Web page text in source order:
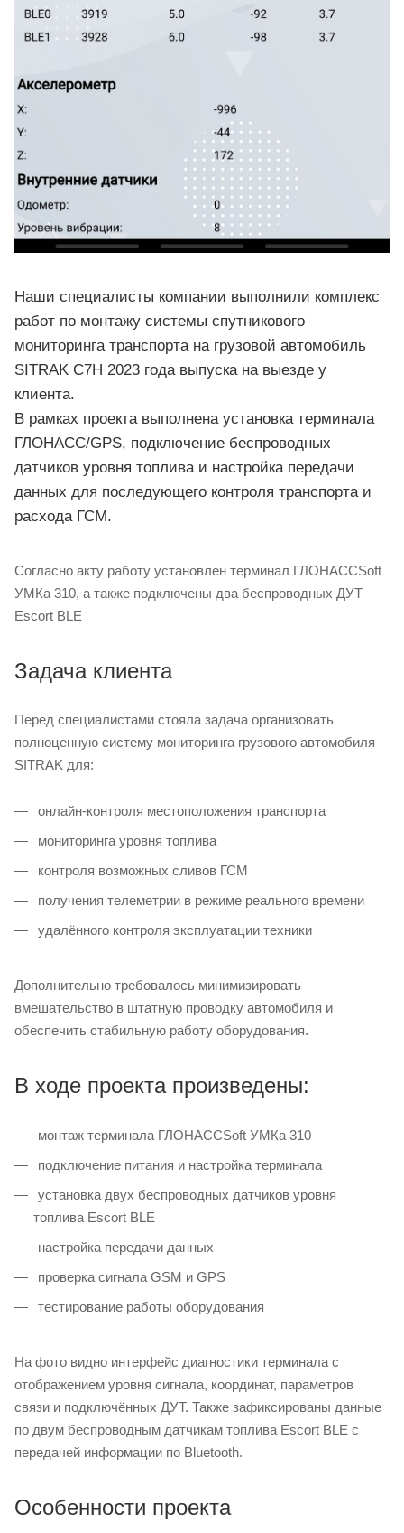
Наши специалисты компании выполнили комплекс
работ по монтажу системы спутникового
мониторинга транспорта на грузовой автомобиль
SITRAK C7H 2023 года выпуска на выезде у
клиента.
В рамках проекта выполнена установка терминала
ГЛОНАСС/GPS, подключение беспроводных
датчиков уровня топлива и настройка передачи
данных для последующего контроля транспорта и
расхода ГСМ.
Согласно акту работу установлен терминал ГЛОНАССSoft
УМКа 310, а также подключены два беспроводных ДУТ
Escort BLE
Задача клиента
Перед специалистами стояла задача организовать
полноценную систему мониторинга грузового автомобиля
SITRAK для:
онлайн-контроля местоположения транспорта
мониторинга уровня топлива
контроля возможных сливов ГСМ
получения телеметрии в режиме реального времени
удалённого контроля эксплуатации техники
Дополнительно требовалось минимизировать
вмешательство в штатную проводку автомобиля и
обеспечить стабильную работу оборудования.
В ходе проекта произведены:
монтаж терминала ГЛОНАССSoft УМКа 310
подключение питания и настройка терминала
установка двух беспроводных датчиков уровня
топлива Escort BLE
настройка передачи данных
проверка сигнала GSM и GPS
тестирование работы оборудования
На фото видно интерфейс диагностики терминала с
отображением уровня сигнала, координат, параметров
связи и подключённых ДУТ. Также зафиксированы данные
по двум беспроводным датчикам топлива Escort BLE с
передачей информации по Bluetooth.
Особенности проекта